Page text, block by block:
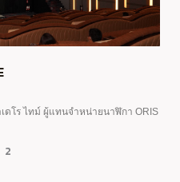
ดโร ไทม์ ผู้แทนจำหน่ายนาฬิกา ORIS
2